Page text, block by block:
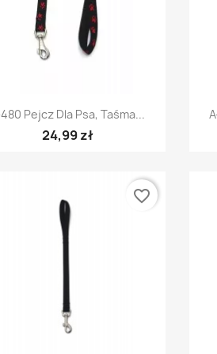
Szybki podgląd
Pejcz Dla Psa, Taśma...
24,99 zł
favorite_border